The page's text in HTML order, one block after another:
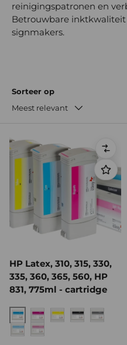
reinigingspatronen en
Betrouwbare
signmakers.
Sorteer op
Meest relevant
HP Latex, 310, 315, 330,
335, 360, 365, 560, HP
831, 775ml - cartridge
CyanMagenta
YellowBlack
Light CyanLight Magenta